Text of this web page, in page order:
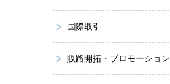
国際取引
販路開拓・プロモーション